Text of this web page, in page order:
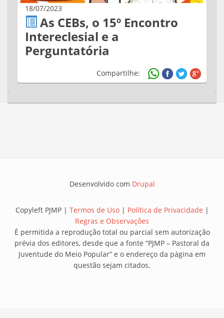
18/07/2023
As CEBs, o 15º Encontro
Intereclesial e a
Perguntatória
Compartilhe:
Desenvolvido com Drupal
Copyleft PJMP | Termos de Uso| Política de Privacidade |
Regras e Observações
É permitida a reprodução total ou parcial sem autorização
prévia dos editores, desde que a fonte “PJMP – Pastoral da
Juventude do Meio Popular” e o endereço da página em
questão sejam citados.